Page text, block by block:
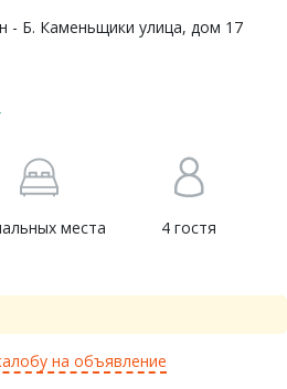
- Б. Каменьщики улица, дом 17
места 4 гостя
на объявление